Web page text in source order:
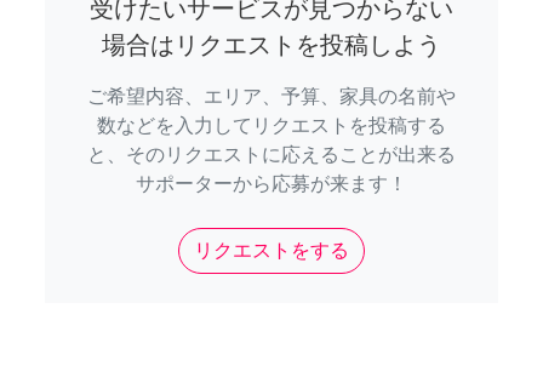
受けたいサービスが見つからない
場合はリクエストを投稿しよう
ご希望内容、エリア、予算、家具の名前や
数などを入力してリクエストを投稿する
と、そのリクエストに応えることが出来る
サポーターから応募が来ます！
リクエストをする